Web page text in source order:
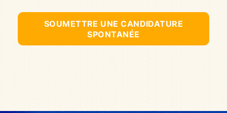
SOUMETTRE UNE CANDIDATURE
SPONTANÉE